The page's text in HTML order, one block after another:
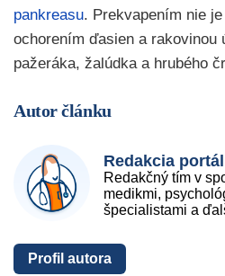
pankreasu. Prekvapením nie
ochorením ďasien a rakovinou
pažeráka, žalúdka a hrubého
Autor článku
Redakcia
Redakčný tím v
medikmi,
špecialistami a
Profil autora